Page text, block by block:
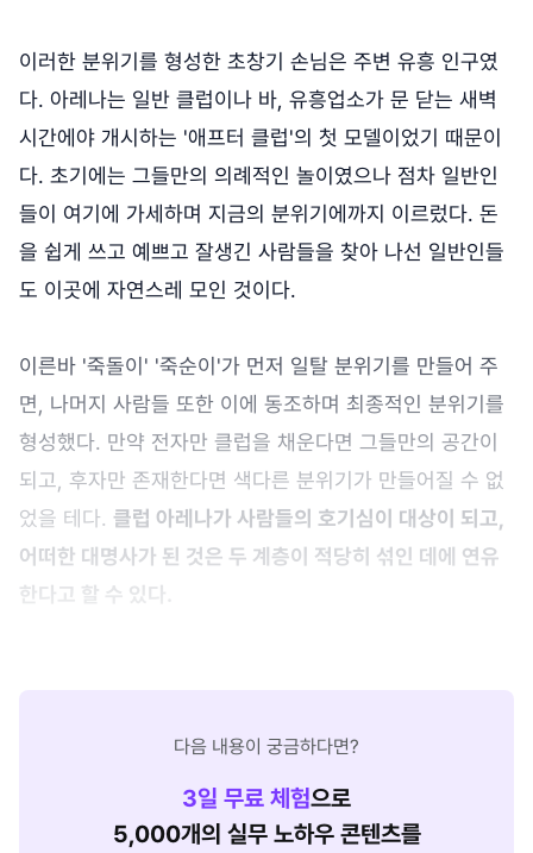
이러한 분위기를 형성한 초창기 손님은 주변 유흥 인구였
다. 아레나는 일반 클럽이나 바, 유흥업소가 문 닫는 새벽
시간에야 개시하는 '애프터 클럽'의 첫 모델이었기 때문이
다. 초기에는 그들만의 의례적인 놀이였으나 점차 일반인
들이 여기에 가세하며 지금의 분위기에까지 이르렀다. 돈
을 쉽게 쓰고 예쁘고 잘생긴 사람들을 찾아 나선 일반인들
도 이곳에 자연스레 모인 것이다.
이른바 '죽돌이' '죽순이'가 먼저 일탈 분위기를 만들어 주
면, 나머지 사람들 또한 이에 동조하며 최종적인 분위기를
형성했다. 만약 전자만 클럽을 채운다면 그들만의 공간이
되고, 후자만 존재한다면 색다른 분위기가 만들어질 수 없
었을 테다. 클럽 아레나가 사람들의 호기심이 대상이 되고,
어떠한 대명사가 된 것은 두 계층이 적당히 섞인 데에 연유
한다고 할 수 있다.
다음 내용이 궁금하다면?
3일 무료 체험으로
5,000개의 실무 노하우 콘텐츠를